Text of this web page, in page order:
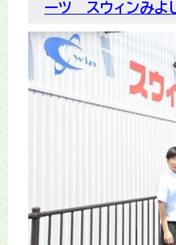
ーツ スウィンみよ